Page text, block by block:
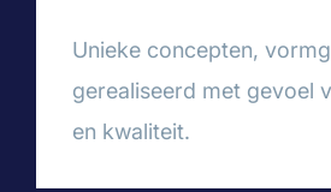
Unieke concepten,
gerealiseerd met gevoel
en kwaliteit.